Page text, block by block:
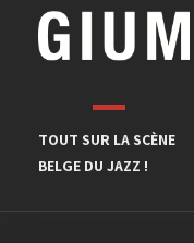
TOUT SUR LA SCÈNE
BELGE DU JAZZ !